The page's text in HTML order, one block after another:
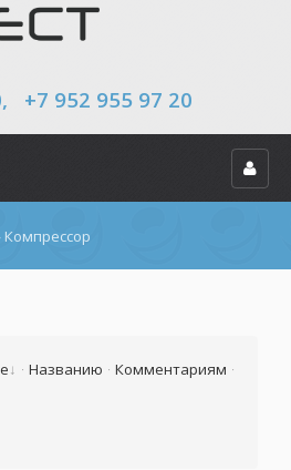
+7 952 955 97 20
Компрессор
· Названию · Комментариям ·